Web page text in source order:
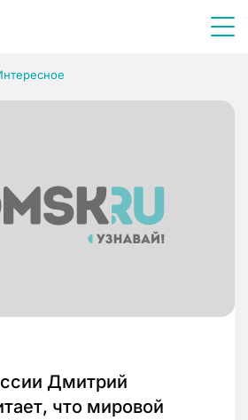
Дмитрий
что мировой